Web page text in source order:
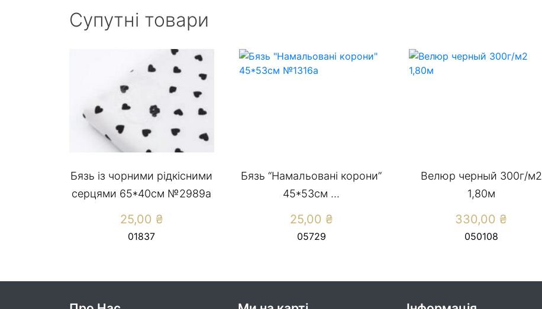
Супутні товари
Бязь із чорними рідкісними
серцями 65*40см №2989а
25,00 ₴
01837
Бязь “Намальовані корони”
45*53см ...
25,00 ₴
05729
Велюр черный 300г/м2
1,80м
330,00 ₴
050108